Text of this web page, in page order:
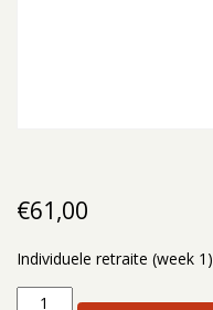
€61,00
Individuele retraite (week 1)
Individuele